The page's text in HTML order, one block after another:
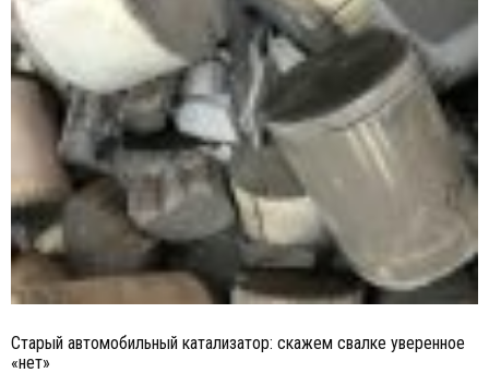
Старый автомобильный катализатор: скажем свалке уверенное
«нет»